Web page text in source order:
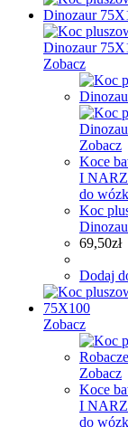
Zobacz
Zobacz
Koce
I
do
Koc
69,50zł
Dodaj
Zobacz
Zobacz
Koce
I
do